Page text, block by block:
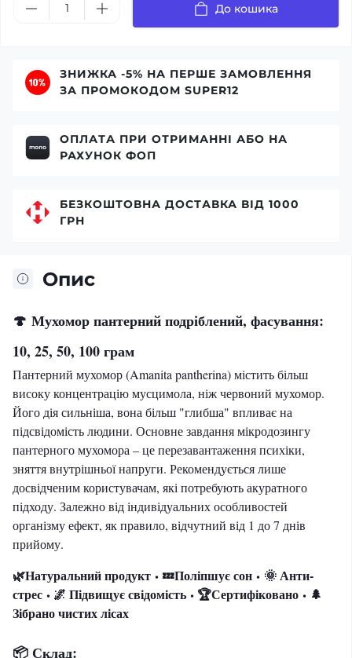
До кошика
Опис
🍄 Мухомор пантерний подріблений, фасування:
10, 25, 50, 100 грам
Пантерний мухомор (Amanita pantherina) містить більш
високу концентрацію мусцимола, ніж червоний мухомор.
Його дія сильніша, вона більш "глибша" впливає на
підсвідомість людини. Основне завданнямікродозингу
пантерного мухомора – це перезавантаження психіки,
зняття внутрішньої напруги. Рекомендується лише
досвідченим користувачам, які потребують акуратного
підходу. Залежно від індивідуальних особливостей
організму ефект, як правило, відчутний від 1 до 7 днів
прийому.
🌿Натуральний продукт • 💤Поліпшує сон • 🌞 Анти-
стрес • 🌌 Підвищує свідомість • 🏆Сертифіковано • 🌲
Зібрано чистих лісах
📦 Склад:
ЗНИЖКА -5% НА ПЕРШЕ ЗАМОВЛЕННЯ
ЗА ПРОМОКОДОМ SUPER12
ОПЛАТА ПРИ ОТРИМАННІ АБО НА
РАХУНОК ФОП
БЕЗКОШТОВНА ДОСТАВКА ВІД 1000
ГРН